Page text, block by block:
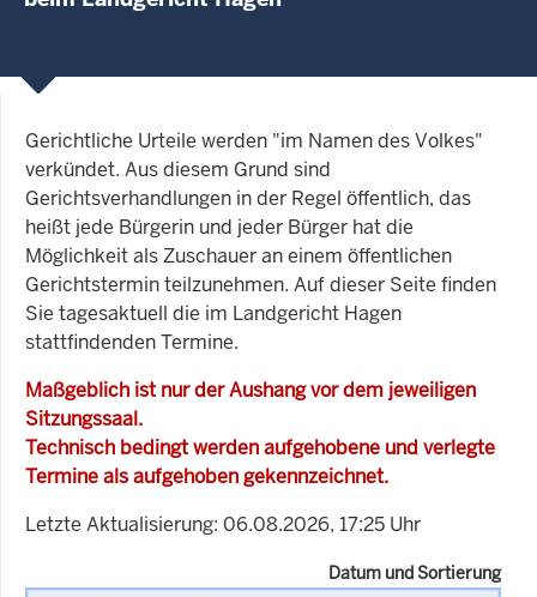
Gerichtliche Urteile werden "im Namen des Volkes"
verkündet. Aus diesem Grund sind
Gerichtsverhandlungen in der Regel öffentlich, das
heißt jede Bürgerin und jeder Bürger hat die
Möglichkeit als Zuschauer an einem öffentlichen
Gerichtstermin teilzunehmen. Auf dieser Seite finden
Sie tagesaktuell die im Landgericht Hagen
stattfindenden Termine.
Maßgeblich ist nur der Aushang vor dem jeweiligen
Sitzungssaal.
Technisch bedingt werden aufgehobene und verlegte
Termine als aufgehoben gekennzeichnet.
Letzte Aktualisierung: 06.08.2026, 17:25 Uhr
Datum und Sortierung